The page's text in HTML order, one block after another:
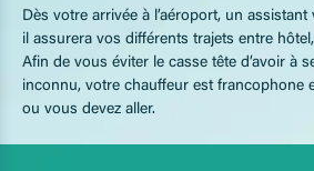
Dès votre arrivée à l’aéroport, un
il assurera vos différents trajets entre
Afin de vous éviter le casse tête d’avoir à
inconnu, votre chauffeur est francophone
ou vous devez aller.